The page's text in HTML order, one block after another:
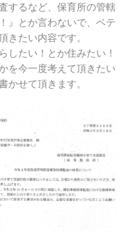
するなど、保育所の管轄
』とか言わないで、ベテ
きたい内容です。
したい！とか住みたい！
を今一度考えて頂きたい
かせて頂きます。